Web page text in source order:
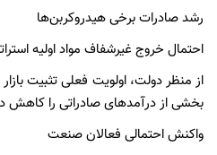
رشد صادرات برخی هیدروکربن‌ها
احتمال خروج غیرشفاف مواد اولیه
از منظر دولت، اولویت فعلی تثبیت
بخشی از درآمدهای صادراتی را کاهش
واکنش احتمالی فعالان صنعت